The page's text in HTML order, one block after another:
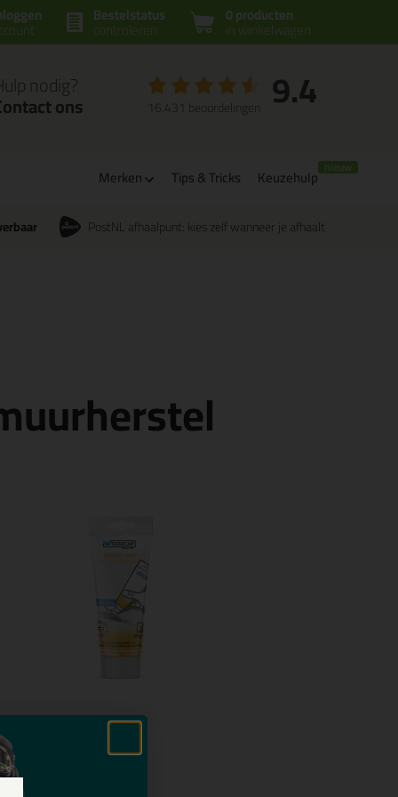
0 producten
in winkelwagen
Bestelstatus
controleren
nodig?
ons 9.4
16.431 beoordelingen
Merken Tips & Tricks Keuzehulp
PostNL afhaalpunt: kies zelf wanneer je afhaalt